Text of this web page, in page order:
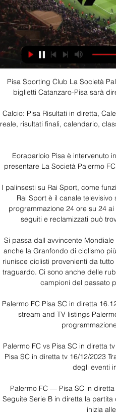
Pisa Sporting Club La Società
biglietti Catanzaro-Pisa sarà
Calcio: Pisa Risultati in diretta,
reale, risultati finali, calendario,
Eoraparloio Pisa è intervenuto
presentare La Società Palermo
I palinsesti su Rai Sport, come
Rai Sport è il canale
programmazione 24 ore su 24
seguiti e reclamizzati può
Si passa dall avvincente
anche la Granfondo di ciclismo
riunisce ciclisti provenienti da
traguardo. Ci sono anche delle
campioni del passato
Palermo FC Pisa SC in diretta
stream and TV listings
Palermo FC vs Pisa SC in diretta
Pisa SC in diretta tv 16/12/2023
degli eventi
Palermo FC — Pisa SC in
Seguite Serie B in diretta la
inizia